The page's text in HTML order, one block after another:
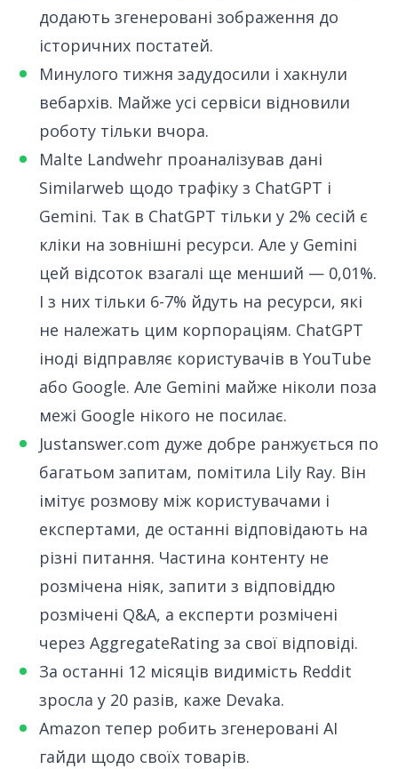
додають згенеровані зображення до
історичних постатей.
Минулого тижня задудосили і хакнули
вебархів. Майже усі сервіси відновили
роботу тільки вчора.
Malte Landwehr проаналізував дані
Similarweb щодо трафіку з ChatGPT і
Gemini. Так в ChatGPT тільки у 2% сесій є
кліки на зовнішні ресурси. Але у Gemini
цей відсоток взагалі ще менший — 0,01%.
І з них тільки 6-7% йдуть на ресурси, які
не належать цим корпораціям. ChatGPT
іноді відправляє користувачів в YouTube
або Google. Але Gemini майже ніколи поза
межі Google нікого не посилає.
Justanswer.com дуже добре ранжується по
багатьом запитам, помітила Lily Ray. Він
імітує розмову між користувачами і
експертами, де останні відповідають на
різні питання. Частина контенту не
розмічена ніяк, запити з відповіддю
розмічені Q&A, а експерти розмічені
через AggregateRating за свої відповіді.
За останні 12 місяців видимість Reddit
зросла у 20 разів, каже Devaka.
Amazon тепер робить згенеровані AI
гайди щодо своїх товарів.